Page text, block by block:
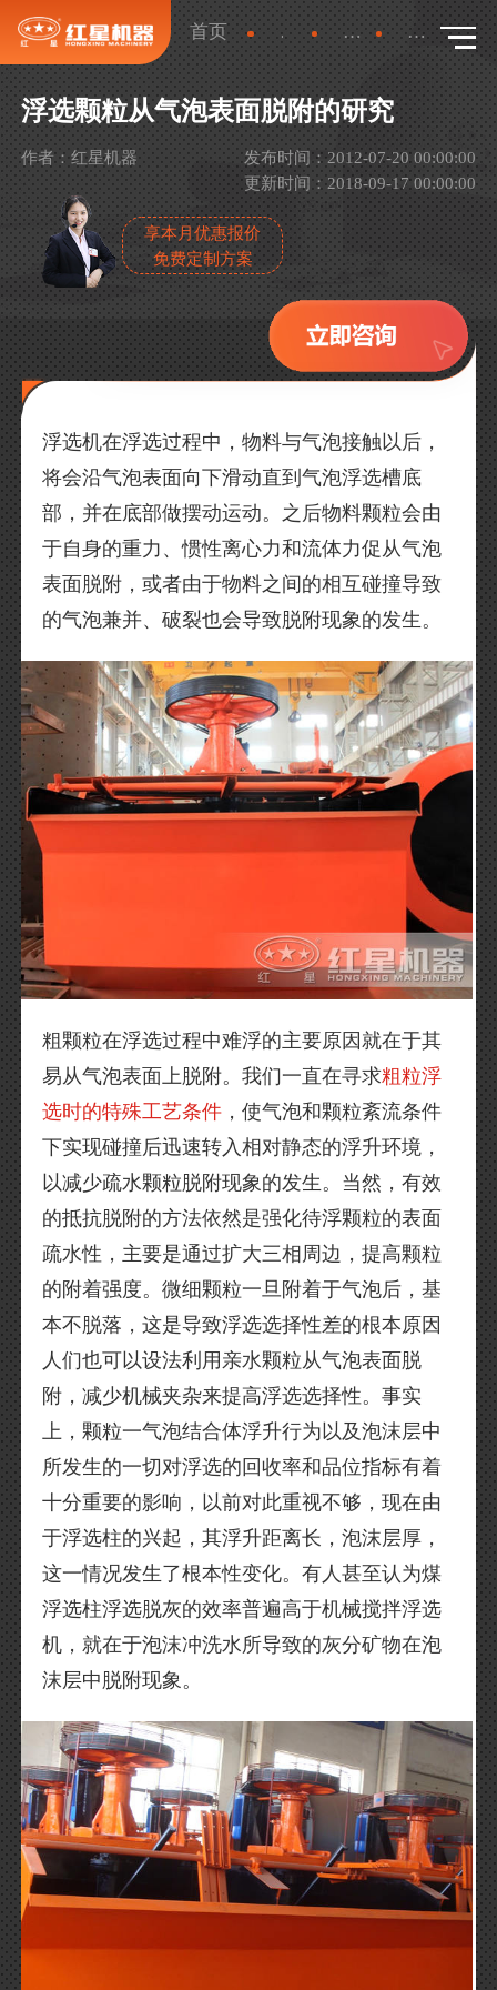
首页 新闻 行业新闻 详情
浮选颗粒从气泡表面脱附的研究
作者：红星机器
发布时间：2012-07-20 00:00:00
更新时间：2018-09-17 00:00:00
享本月优惠报价
免费定制方案
浮选机在浮选过程中，物料与气泡接触以后，
将会沿气泡表面向下滑动直到气泡浮选槽底
部，并在底部做摆动运动。之后物料颗粒会由
于自身的重力、惯性离心力和流体力促从气泡
表面脱附，或者由于物料之间的相互碰撞导致
的气泡兼并、破裂也会导致脱附现象的发生。
粗颗粒在浮选过程中难浮的主要原因就在于其
易从气泡表面上脱附。我们一直在寻求粗粒浮
选时的特殊工艺条件 ，使气泡和颗粒紊流条件
下实现碰撞后迅速转入相对静态的浮升环境，
以减少疏水颗粒脱附现象的发生。当然，有效
的抵抗脱附的方法依然是强化待浮颗粒的表面
疏水性，主要是通过扩大三相周边，提高颗粒
的附着强度。微细颗粒一旦附着于气泡后，基
本不脱落，这是导致浮选选择性差的根本原因
人们也可以设法利用亲水颗粒从气泡表面脱
附，减少机械夹杂来提高浮选选择性。事实
上，颗粒一气泡结合体浮升行为以及泡沫层中
所发生的一切对浮选的回收率和品位指标有着
十分重要的影响，以前对此重视不够，现在由
于浮选柱的兴起，其浮升距离长，泡沫层厚，
这一情况发生了根本性变化。有人甚至认为煤
浮选柱浮选脱灰的效率普遍高于机械搅拌浮选
机，就在于泡沫冲洗水所导致的灰分矿物在泡
沫层中脱附现象。